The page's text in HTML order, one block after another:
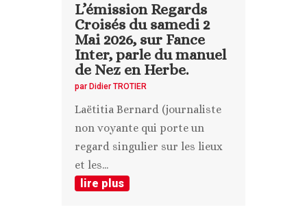
L’émission Regards
Croisés du samedi 2
Mai 2026, sur Fance
Inter, parle du manuel
de Nez en Herbe.
par Didier TROTIER
Laëtitia Bernard (journaliste
non voyante qui porte un
regard singulier sur les lieux
et les...
lire plus